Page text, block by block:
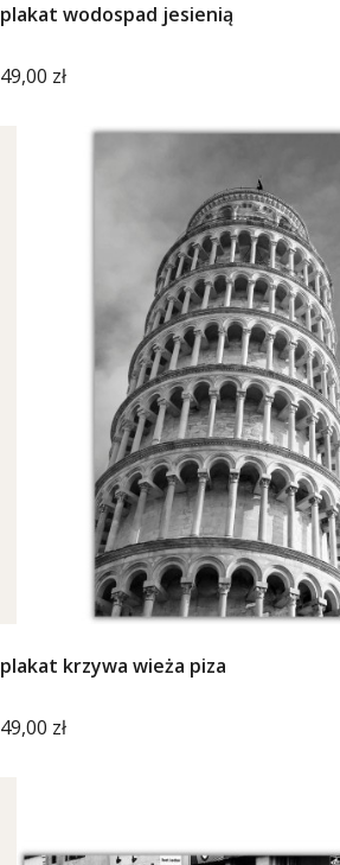
plakat wodospad jesienią
Cena
49,00 zł
plakat krzywa wieża piza
Cena
49,00 zł